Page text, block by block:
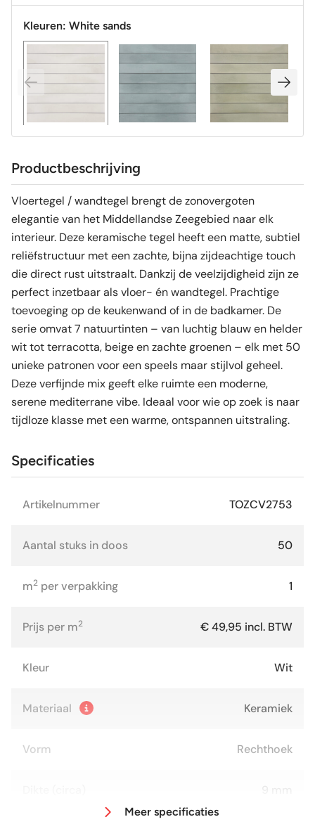
Kleuren: White sands
Productbeschrijving
Vloertegel / wandtegel brengt de zonovergoten
elegantie van het Middellandse Zeegebied naar elk
interieur. Deze keramische tegel heeft een matte, subtiel
reliëfstructuur met een zachte, bijna zijdeachtige touch
die direct rust uitstraalt. Dankzij de veelzijdigheid zijn ze
perfect inzetbaar als vloer- én wandtegel. Prachtige
toevoeging op de keukenwand of in de badkamer. De
serie omvat 7 natuurtinten – van luchtig blauw en helder
wit tot terracotta, beige en zachte groenen – elk met 50
unieke patronen voor een speels maar stijlvol geheel.
Deze verfijnde mix geeft elke ruimte een moderne,
serene mediterrane vibe. Ideaal voor wie op zoek is naar
tijdloze klasse met een warme, ontspannen uitstraling.
Specificaties
Artikelnummer TOZCV2753
Aantal stuks in doos 50
m2 per verpakking 1
Prijs per m2 € 49,95 incl. BTW
Kleur Wit
Materiaal Keramiek
Vorm Rechthoek
Meer specificaties